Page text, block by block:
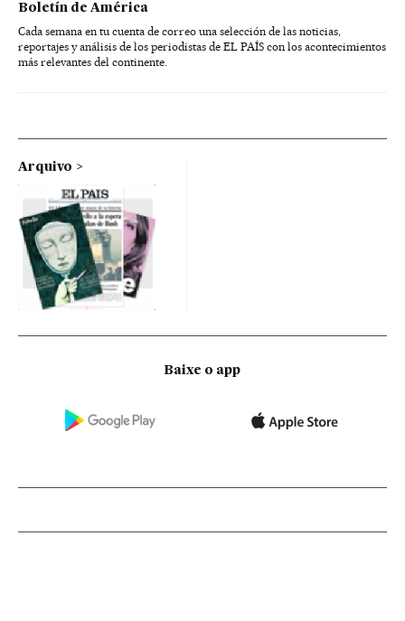
Boletín de América
Cada semana en tu cuenta de correo una selección de las noticias,
reportajes y análisis de los periodistas de EL PAÍS con los acontecimientos
más relevantes del continente.
Arquivo
Baixe o app